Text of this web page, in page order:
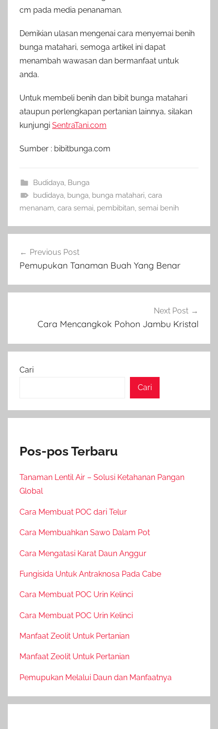
cm pada media penanaman.
Demikian ulasan mengenai cara menyemai benih
bunga matahari, semoga artikel ini dapat
menambah wawasan dan bermanfaat untuk
anda.
Untuk membeli benih dan bibit bunga matahari
ataupun perlengkapan pertanian lainnya, silakan
kunjungi SentraTani.com
Sumber : bibitbunga.com
Budidaya Bunga
budidaya bunga bunga matahari cara
menanam cara semai pembibitan semai benih
pos
Previous Post
Pemupukan Tanaman Buah Yang Benar
Next Post
Cara Mencangkok Pohon Jambu Kristal
Cari
Cari
Pos-pos Terbaru
Tanaman Lentil Air – Solusi Ketahanan Pangan
Global
Cara Membuat POC dari Telur
Cara Membuahkan Sawo Dalam Pot
Cara Mengatasi Karat Daun Anggur
Fungisida Untuk Antraknosa Pada Cabe
Cara Membuat POC Urin Kelinci
Cara Membuat POC Urin Kelinci
Manfaat Zeolit Untuk Pertanian
Manfaat Zeolit Untuk Pertanian
Pemupukan Melalui Daun dan Manfaatnya